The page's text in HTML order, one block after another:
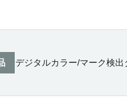
デジタルカラー/マーク検出